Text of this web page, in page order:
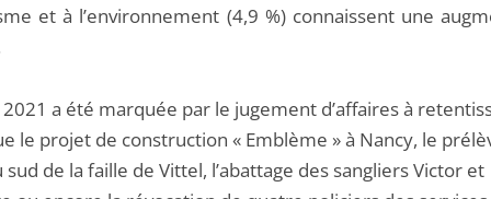
et à l’environnement (4,9 %) connaissent une
2021 a été marquée par le jugement d’affaires à
le projet de construction « Emblème » à Nancy, le
sud de la faille de Vittel, l’abattage des sangliers Victor et